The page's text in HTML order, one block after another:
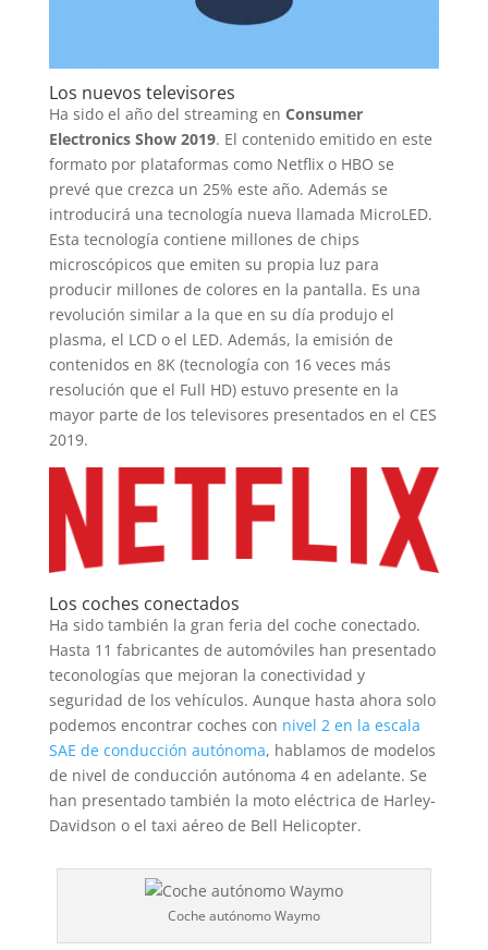
Los nuevos televisores
Ha sido el año del streaming en Consumer
Electronics Show 2019. El contenido emitido en este
formato por plataformas como Netflix o HBO se
prevé que crezca un 25% este año. Además se
introducirá una tecnología nueva llamada MicroLED.
Esta tecnología contiene millones de chips
microscópicos que emiten su propia luz para
producir millones de colores en la pantalla. Es una
revolución similar a la que en su día produjo el
plasma, el LCD o el LED. Además, la emisión de
contenidos en 8K (tecnología con 16 veces más
resolución que el Full HD) estuvo presente en la
mayor parte de los televisores presentados en el CES
2019.
Los coches conectados
Ha sido también la gran feria del coche conectado.
Hasta 11 fabricantes de automóviles han presentado
teconologías que mejoran la conectividad y
seguridad de los vehículos. Aunque hasta ahora solo
podemos encontrar coches con nivel 2 en la escala
SAE de conducción autónoma, hablamos de modelos
de nivel de conducción autónoma 4 en adelante. Se
han presentado también la moto eléctrica de Harley-
Davidson o el taxi aéreo de Bell Helicopter.
Coche autónomo Waymo